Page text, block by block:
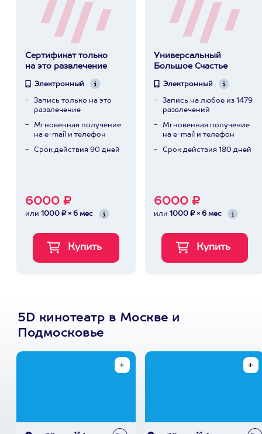
Сертификат только
на это развлечение
Электронный
Запись только на это
развлечение
Мгновенная получение
на e-mail и телефон
Срок действия 90 дней
6000 ₽
или 1000 ₽ × 6 мес
Универсальный
Большое Счастье
Электронный
Запись на любое из 1479
развлечений
Мгновенная получение
на e-mail и телефон
Срок действия 180 дней
6000 ₽
или 1000 ₽ × 6 мес
5D кинотеатр в Москве и
Подмосковье